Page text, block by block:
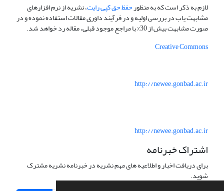
لازم به ذکر است که به منظورحفظ حق کپی رایت، نشریه از نرم افزارهای
مشابهت یاب در بررسی اولیه و در فرآیند داوری مقالات استفاده نموده و در
صورت مشابهت بیش از 30% با مراجع موجود قبلی، مقاله رد خواهد شد.
Creative Commons
http://newee.gonbad.ac.ir
http://newee.gonbad.ac.ir
اشتراک خبرنامه
برای دریافت اخبار و اطلاعیه های مهم نشریه در خبرنامه نشریه مشترک
شوید.